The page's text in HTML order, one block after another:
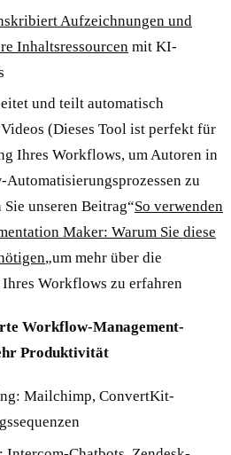
Aufzeichnungen und
Inhaltsressourcen mit KI-
und teilt automatisch
(Dieses Tool ist perfekt für
Ihres Workflows, um Autoren in
zu
unseren Beitrag“So verwenden
Maker: Warum Sie diese
„um mehr über die
Workflows zu erfahren
Workflow-Management-
Produktivität
Mailchimp, ConvertKit-